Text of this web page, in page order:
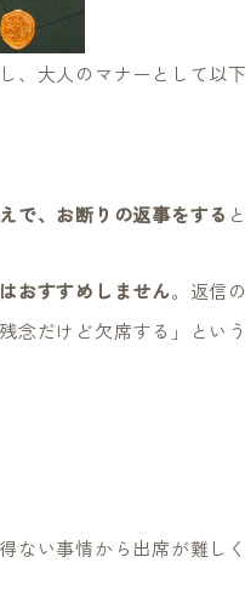
大人のマナーとして以
で、お断りの返事をする
おすすめしません。返信
だけど欠席する」とい
ない事情から出席が難し